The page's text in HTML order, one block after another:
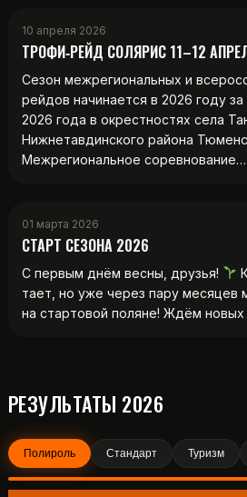
10 апреля 2026
ТРОФИ‑РЕЙД СОЛЯРИС 11–12
Сезон межрегиональных и
рейдов начинается в 2026 году за
2026 года в окрестностях села
Нижнетавдинского района
Межрегиональное соревнование…
01 марта 2026
СТАРТ СЕЗОНА 2026
С первым днём весны, друзья!
тает, но уже через пару месяцев
на стартовой поляне! Ждём
РЕЗУЛЬТАТЫ 2026
Полироль Стандарт Туризм